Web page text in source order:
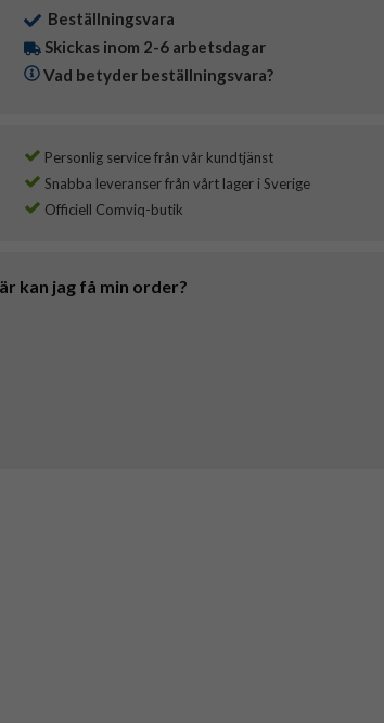
Beställningsvara
Skickas inom 2-6 arbetsdagar
Vad betyder beställningsvara?
Personlig service från vår kundtjänst
Snabba leveranser från vårt lager i Sverige
Officiell Comviq-butik
kan jag få min order?